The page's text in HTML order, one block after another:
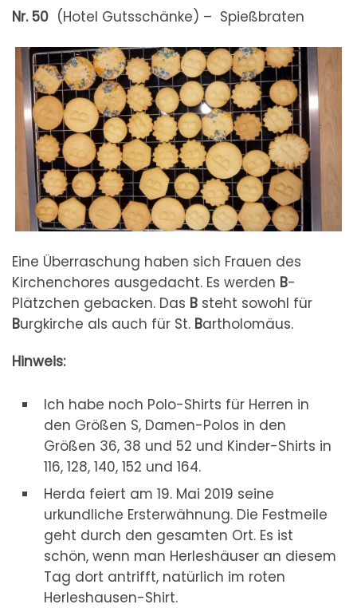
Nr. 50 (Hotel Gutsschänke) – Spießbraten
Eine Überraschung haben sich Frauen des
Kirchenchores ausgedacht. Es werden B-
Plätzchen gebacken. Das B steht sowohl für
Burgkirche als auch für St. Bartholomäus.
Hinweis:
Ich habe noch Polo-Shirts für Herren in
den Größen S, Damen-Polos in den
Größen 36, 38 und 52 und Kinder-Shirts in
116, 128, 140, 152 und 164.
Herda feiert am 19. Mai 2019 seine
urkundliche Ersterwähnung. Die Festmeile
geht durch den gesamten Ort. Es ist
schön, wenn man Herleshäuser an diesem
Tag dort antrifft, natürlich im roten
Herleshausen-Shirt.